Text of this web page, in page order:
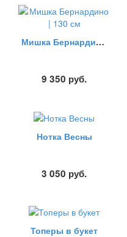
Мишка Бернардино | 130 см
9 350 руб.
Нотка Весны
3 050 руб.
Топеры в букет